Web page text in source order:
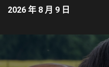
2026 年 8 月 9 日